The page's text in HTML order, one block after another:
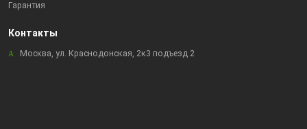
Гарантия
Контакты
Москва, ул. Краснодонская, 2к3 подъезд 2